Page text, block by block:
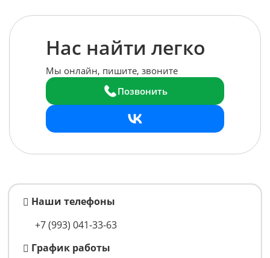
Нас найти легко
Мы онлайн, пишите, звоните
Позвонить
Наши телефоны
+7 (993) 041-33-63
График работы